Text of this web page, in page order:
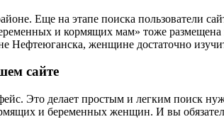
Еще на этапе поиска пользователи
и кормящих мам» тоже
Нефтеюганска, женщине достаточно
сайте
Это делает простым и легким поиск
и беременных женщин. И вы